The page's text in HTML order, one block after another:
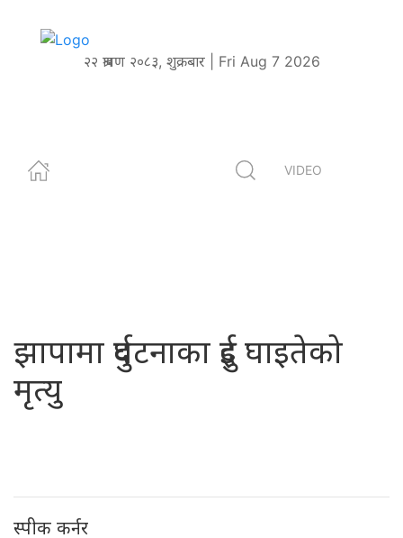
२२ श्रावण २०८३, शुक्रबार | Fri Aug 7 2026
VIDEO
झापामा दुर्घटनाका दुई घाइतेको
मृत्यु
स्पीक कर्नर